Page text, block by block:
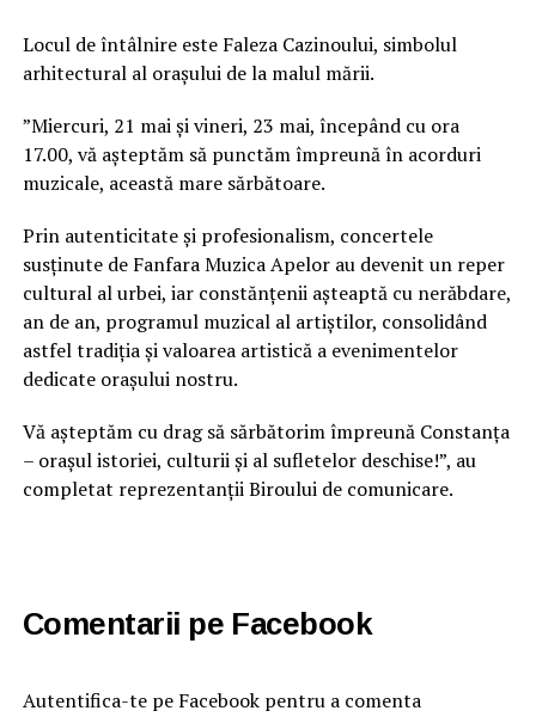
Locul de întâlnire este Faleza Cazinoului, simbolul
arhitectural al orașului de la malul mării.
”Miercuri, 21 mai și vineri, 23 mai, începând cu ora
17.00, vă așteptăm să punctăm împreună în acorduri
muzicale, această mare sărbătoare.
Prin autenticitate și profesionalism, concertele
susținute de Fanfara Muzica Apelor au devenit un reper
cultural al urbei, iar constănțenii așteaptă cu nerăbdare,
an de an, programul muzical al artiștilor, consolidând
astfel tradiția și valoarea artistică a evenimentelor
dedicate orașului nostru.
Vă așteptăm cu drag să sărbătorim împreună Constanța
– orașul istoriei, culturii și al sufletelor deschise!”, au
completat reprezentanții Biroului de comunicare.
Comentarii pe Facebook
Autentifica-te pe Facebook pentru a comenta